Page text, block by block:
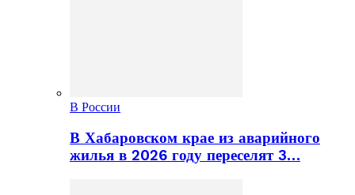
В России
В Хабаровском крае из аварийного
жилья в 2026 году переселят 3…